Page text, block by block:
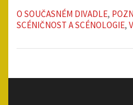
O SOUČASNÉM DIVADLE,
SCÉNIČNOST A SCÉNOLOGIE,